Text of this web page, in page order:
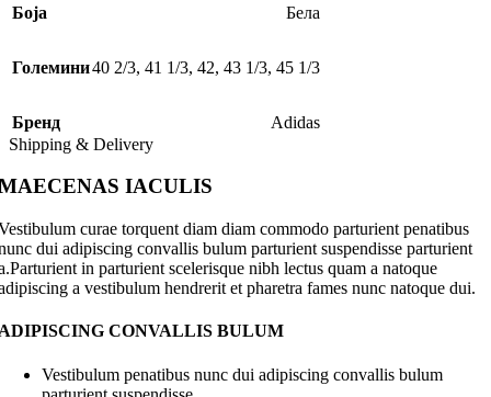
Боја
Бела
Големини40 2/3, 41 1/3, 42, 43 1/3, 45 1/3
Бренд
Adidas
Shipping & Delivery
IACULIS
curae torquent diam diam commodo parturient penatibus
dui adipiscing convallis bulum parturient suspendisse parturient
in parturient scelerisque nibh lectus quam a natoque
a vestibulum hendrerit et pharetra fames nunc natoque dui.
CONVALLIS BULUM
Vestibulum penatibus nunc dui adipiscing convallis bulum